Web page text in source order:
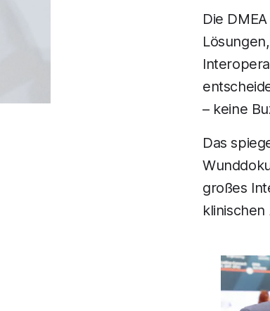
Die
– keine
Das
großes